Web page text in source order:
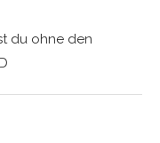
du ohne den